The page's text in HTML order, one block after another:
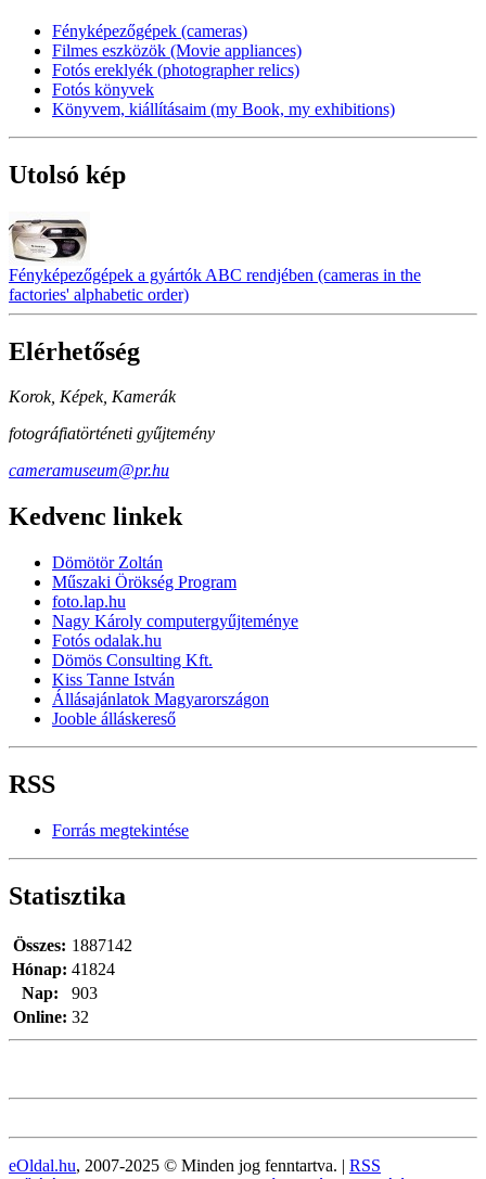
Fényképezőgépek (cameras)
Filmes eszközök (Movie appliances)
Fotós ereklyék (photographer relics)
Fotós könyvek
Könyvem, kiállításaim (my Book, my exhibitions)
Utolsó kép
Fényképezőgépek a gyártók ABC rendjében (cameras in the
factories' alphabetic order)
Elérhetőség
Korok, Képek, Kamerák
fotográfiatörténeti gyűjtemény
cameramuseum@pr.hu
Kedvenc linkek
Dömötör Zoltán
Műszaki Örökség Program
foto.lap.hu
Nagy Károly computergyűjteménye
Fotós odalak.hu
Dömös Consulting Kft.
Kiss Tanne István
Állásajánlatok Magyarországon
Jooble álláskereső
RSS
Forrás megtekintése
Statisztika
Online: 32
Összes: 1887142
Hónap: 41824
Nap:
903
eOldal.hu, 2007-2025 © Minden jog fenntartva. | RSS